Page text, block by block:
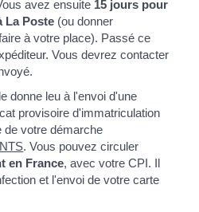
avez ensuite 15 jours pour
La Poste (ou donner
à votre place). Passé ce
Vous devrez contacter
donne leu à l'envoi d'une
provisoire d'immatriculation
votre démarche
. Vous pouvez circuler
en France, avec votre CPI. Il
et l'envoi de votre carte